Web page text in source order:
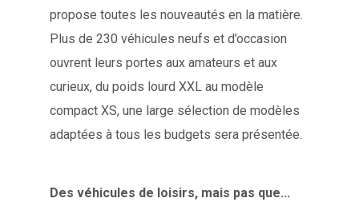
propose toutes les nouveautés en la matière.
Plus de 230 véhicules neufs et d’occasion
ouvrent leurs portes aux amateurs et aux
curieux, du poids lourd XXL au modèle
compact XS, une large sélection de modèles
adaptées à tous les budgets sera présentée.
Des véhicules de loisirs, mais pas que...